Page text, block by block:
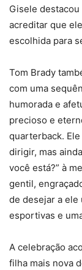
Gisele
acreditar que
escolhida para
Tom Brady
com uma
humorada e
precioso e
quarterback.
dirigir, mas
você está?” à
gentil,
de desejar a ele
esportivas e
A celebração
filha mais nova